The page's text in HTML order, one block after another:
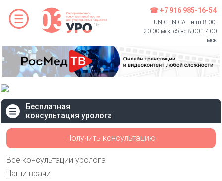
☎ +7 916 985-16-54
UNICLINICA пн-пт 8:00-
20:00 мск, сб-вс 8:00-17:00
мск
Бесплатная
консультация уролога
Получить консультацию
Все консультации уролога
Наши врачи